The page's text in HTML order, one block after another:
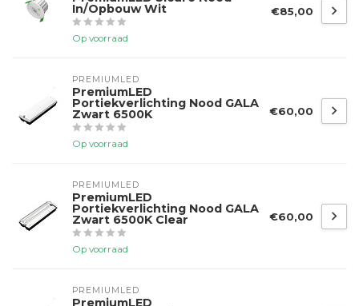
In/Opbouw Wit
Op voorraad
€85,00
PREMIUMLED
PremiumLED
Portiekverlichting Nood GALA
Zwart 6500K
Op voorraad
€60,00
PREMIUMLED
PremiumLED
Portiekverlichting Nood GALA
Zwart 6500K Clear
Op voorraad
€60,00
PREMIUMLED
PremiumLED